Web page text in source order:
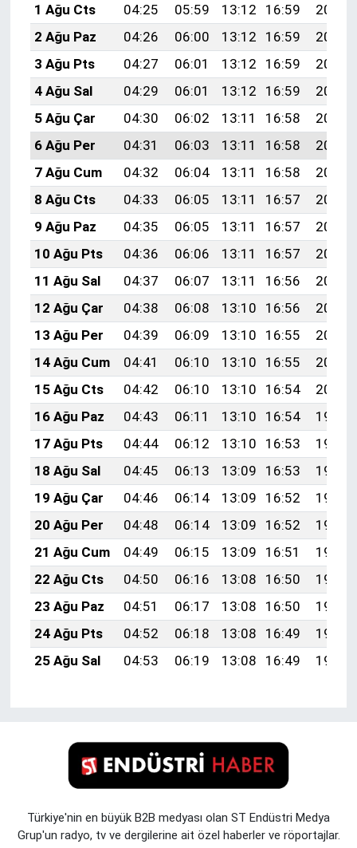
1 Ağu Cts
04:25 05:59 13:12 16:59
20:15
2 Ağu Paz
04:26 06:00 13:12 16:59
20:14
3 Ağu Pts
04:27 06:01 13:12 16:59
20:13
4 Ağu Sal
04:29 06:01 13:12 16:59
20:12
5 Ağu Çar
04:30 06:02 13:11 16:58
20:11
6 Ağu Per
04:31 06:03 13:11 16:58
20:10
7 Ağu Cum
04:32 06:04 13:11 16:58
20:09
8 Ağu Cts
04:33 06:05 13:11 16:57
20:08
9 Ağu Paz
04:35 06:05 13:11 16:57
20:07
10 Ağu Pts
04:36 06:06 13:11 16:57
20:05
11 Ağu Sal
04:37 06:07 13:11 16:56
20:04
12 Ağu Çar
04:38 06:08 13:10 16:56
20:03
13 Ağu Per
04:39 06:09 13:10 16:55
20:02
14 Ağu Cum
04:41 06:10 13:10 16:55
20:01
15 Ağu Cts
04:42 06:10 13:10 16:54
20:00
16 Ağu Paz
04:43 06:11 13:10 16:54
19:58
17 Ağu Pts
04:44 06:12 13:10 16:53
19:57
18 Ağu Sal
04:45 06:13 13:09 16:53
19:56
19 Ağu Çar
04:46 06:14 13:09 16:52
19:55
20 Ağu Per
04:48 06:14 13:09 16:52
19:53
21 Ağu Cum
04:49 06:15 13:09 16:51
19:52
22 Ağu Cts
04:50 06:16 13:08 16:50
19:51
23 Ağu Paz
04:51 06:17 13:08 16:50
19:49
24 Ağu Pts
04:52 06:18 13:08 16:49
19:48
25 Ağu Sal
04:53 06:19 13:08 16:49 19:47
Türkiye'nin en büyük B2B medyası olan ST Endüstri Medya
Grup'un radyo, tv ve dergilerine ait özel haberler ve röportajlar.